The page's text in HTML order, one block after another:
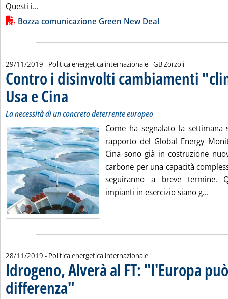
Questi i...
Lista allegati PDF alla notizia
Bozza comunicazione Green New Deal
29/11/2019 - Politica energetica internazionale -di:
GB Zorzoli
Contro i disinvolti cambiamenti
Usa e Cina
La necessità di un concreto deterrente europeo
Come ha segnalato la
rapporto del Global Energy
Cina sono già in costruzione
carbone per una capacità
seguiranno a breve termine.
impianti in esercizio siano g...
28/11/2019 - Politica energetica internazionale
Idrogeno, Alverà al FT: "l'Europa
differenza" . Sottotitolo: L'a.d. di Snam auspica obiettivo vincolante di
. Pubblicata giovedì 28 novembre 2019 alle 17.43.